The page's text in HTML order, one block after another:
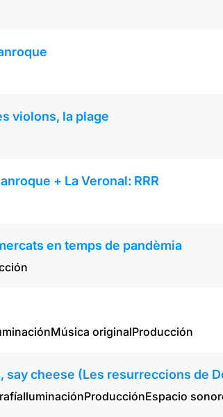
violons, la plage
+ La Veronal: RRR
en temps de pandèmia
Música originalProducción
say cheese (Les resurreccions de
IluminaciónProducciónEspacio